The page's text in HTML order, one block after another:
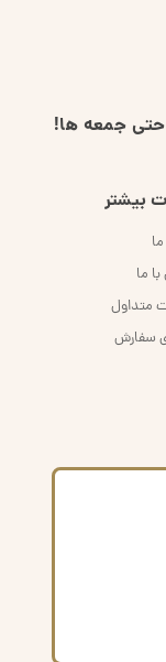
حتی جمعه ها!
بیشتر
ما
متداول
سفارش